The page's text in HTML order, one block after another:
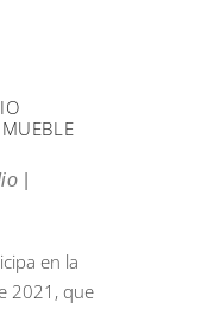
en la
2021, que